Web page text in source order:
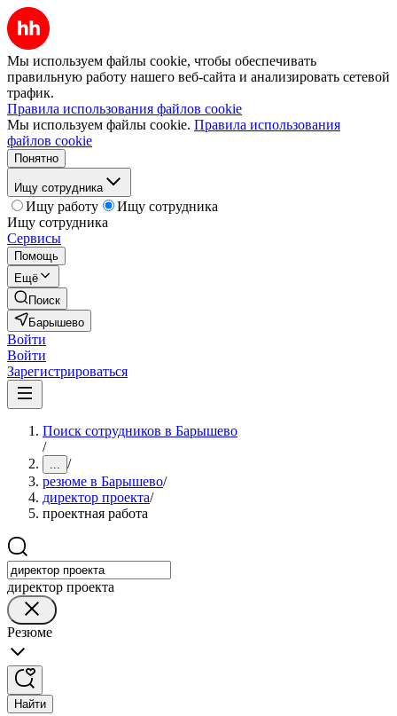
Мы используем файлы cookie, чтобы обеспечивать
правильную работу нашего веб-сайта и анализировать сетевой
трафик.
Правила использования файлов cookie
Мы используем файлы cookie. Правила использования
файлов cookie
Понятно
Ищу сотрудника
Ищу работу
Ищу сотрудника
Ищу сотрудника
Сервисы
Помощь
Ещё
Поиск
Барышево
Войти
Войти
Зарегистрироваться
Поиск сотрудников в Барышево
/
... /
резюме в Барышево/
директор проекта/
проектная работа
директор проекта
Резюме
Найти